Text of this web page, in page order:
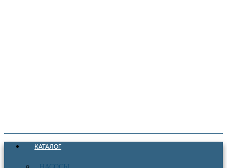
КАТАЛОГ